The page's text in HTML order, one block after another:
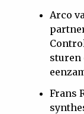
Arco
sturen
Frans